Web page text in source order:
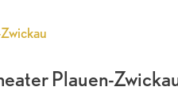
Plauen-